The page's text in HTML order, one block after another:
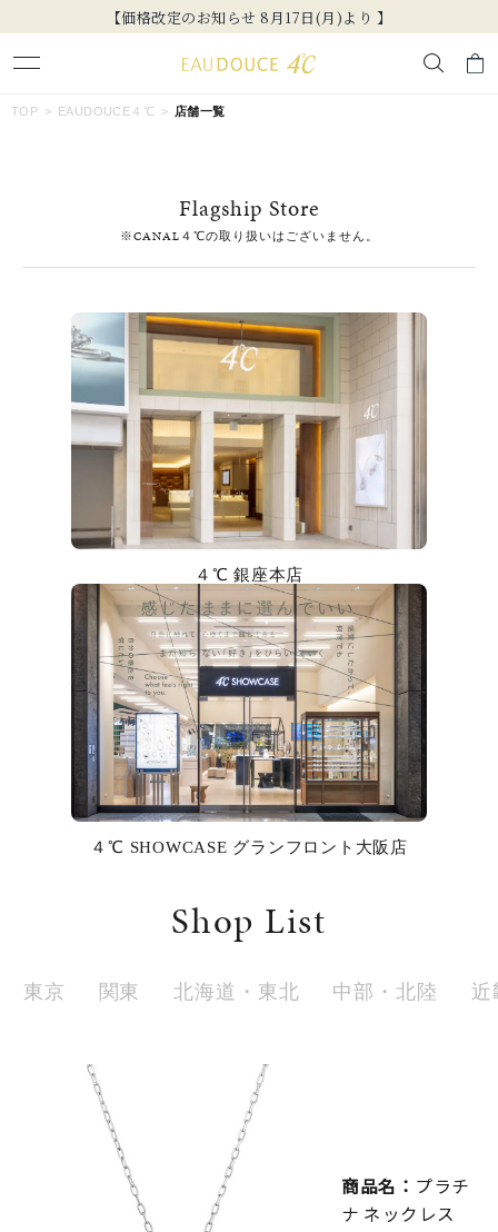
【価格改定のお知らせ 8月17日(月)より 】
#ハーフエタニティリング
EAU DOUCE４℃
カテゴリー すべてのジュエリー
ファッションテイスト
着用シーン
在庫ありのみ すべて表示
TOP EAUDOUCE４℃ 店舗一覧
Flagship Store
※CANAL４℃の取り扱いはございません。
４℃ 銀座本店
４℃ SHOWCASE グランフロント大阪店
Shop List
東京 関東 北海道・東北 中部・北陸 近
商品名： プラチ
ナ ネックレス